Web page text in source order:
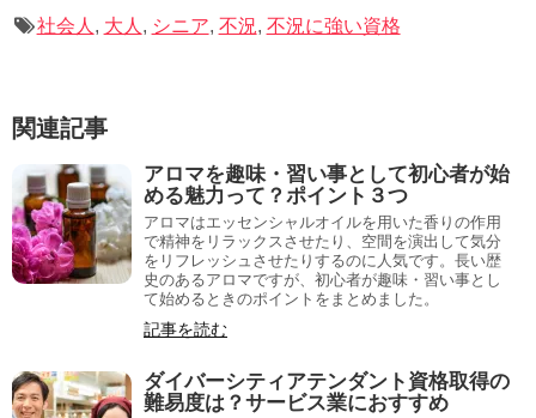
社会人 , 大人 , シニア, 不況, 不況に強い資格
関連記事
アロマを趣味・習い事として初心者が始
める魅力って？ポイント３つ
アロマはエッセンシャルオイルを用いた香りの作用
で精神をリラックスさせたり、空間を演出して気分
をリフレッシュさせたりするのに人気です。長い歴
史のあるアロマですが、初心者が趣味・習い事とし
て始めるときのポイントをまとめました。
記事を読む
ダイバーシティアテンダント資格取得の
難易度は？サービス業におすすめ